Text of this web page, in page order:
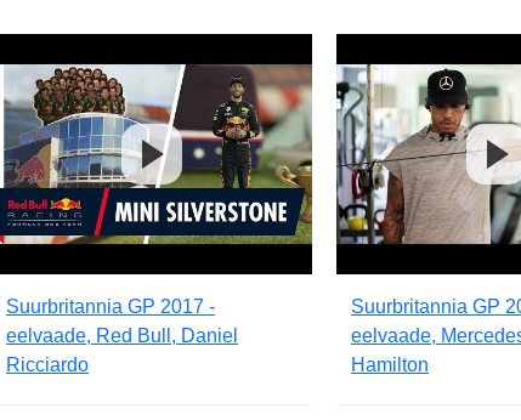
Suurbritannia GP 2017 -
eelvaade, Red Bull, Daniel
Ricciardo
Suurbritannia GP
eelvaade,
Hamilton